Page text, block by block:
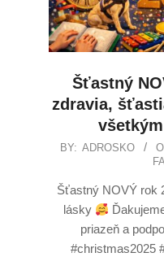
Šťastný
zdravia,
BY: ADROSKO
Šťastný NOVÝ rok
lásky
priazeň a
#christmas2025